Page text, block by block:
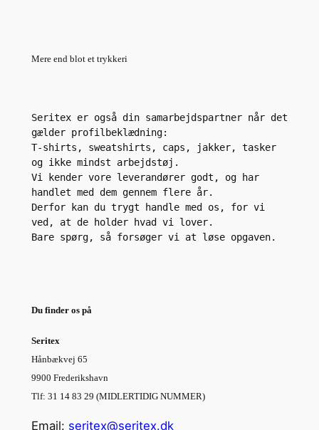
Mere end blot et trykkeri
Seritex er også din samarbejdspartner når det
gælder profilbeklædning:
T-shirts, sweatshirts, caps, jakker, tasker
og ikke mindst arbejdstøj.
Vi kender vore leverandører godt, og har
handlet med dem gennem flere år.
Derfor kan du trygt handle med os, for vi
ved, at de holder hvad vi lover.
Bare spørg, så forsøger vi at løse opgaven.
Du finder os på
Seritex
Hånbækvej 65
9900 Frederikshavn
Tlf: 31 14 83 29 (MIDLERTIDIG NUMMER)
Email: seritex@seritex.dk